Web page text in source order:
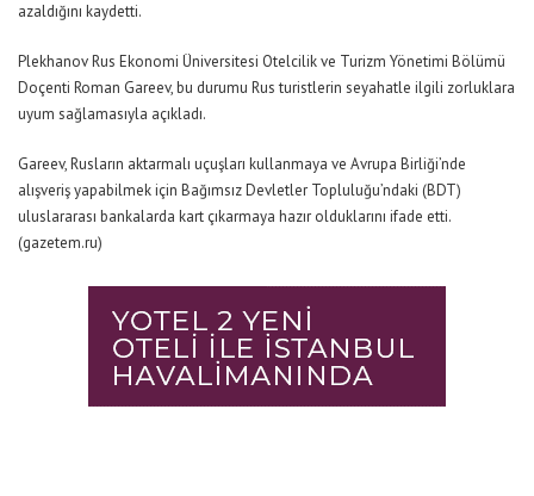
azaldığını kaydetti.
Plekhanov Rus Ekonomi Üniversitesi Otelcilik ve Turizm Yönetimi Bölümü
Doçenti Roman Gareev, bu durumu Rus turistlerin seyahatle ilgili zorluklara
uyum sağlamasıyla açıkladı.
Gareev, Rusların aktarmalı uçuşları kullanmaya ve Avrupa Birliği’nde
alışveriş yapabilmek için Bağımsız Devletler Topluluğu’ndaki (BDT)
uluslararası bankalarda kart çıkarmaya hazır olduklarını ifade etti.
(gazetem.ru)